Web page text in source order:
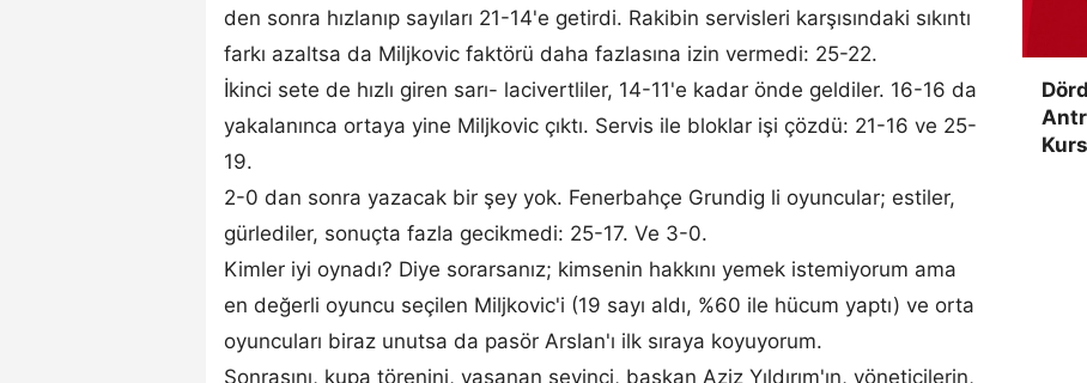
den sonra hızlanıp sayıları 21-14'e getirdi. Rakibin servisleri karşısındaki sıkıntı
farkı azaltsa da Miljkovic faktörü daha fazlasına izin vermedi: 25-22.
İkinci sete de hızlı giren sarı- lacivertliler, 14-11'e kadar önde geldiler. 16-16 da
yakalanınca ortaya yine Miljkovic çıktı. Servis ile bloklar işi çözdü: 21-16 ve 25-
19.
2-0 dan sonra yazacak bir şey yok. Fenerbahçe Grundig li oyuncular; estiler,
gürlediler, sonuçta fazla gecikmedi: 25-17. Ve 3-0.
Kimler iyi oynadı? Diye sorarsanız; kimsenin hakkını yemek istemiyorum ama
en değerli oyuncu seçilen Miljkovic'i (19 sayı aldı, %60 ile hücum yaptı) ve orta
oyuncuları biraz unutsa da pasör Arslan'ı ilk sıraya koyuyorum.
Sonrasını, kupa törenini, yaşanan sevinci, başkan Aziz Yıldırım'ın, yöneticilerin,